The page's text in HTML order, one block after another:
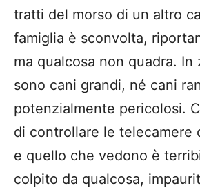
tratti del morso di un altro
famiglia è sconvolta,
ma qualcosa non quadra. In
sono cani grandi, né cani
potenzialmente pericolosi.
di controllare le telecamere
e quello che vedono è
colpito da qualcosa,